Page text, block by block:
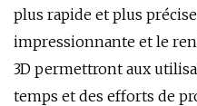
plus rapide et plus
impressionnante et le
3D permettront aux
temps et des efforts de